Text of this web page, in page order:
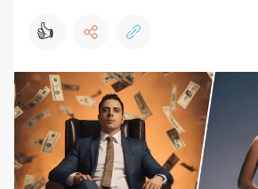
👍